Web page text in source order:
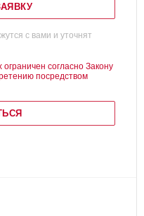
с вами и уточнят
согласно Закону
посредством